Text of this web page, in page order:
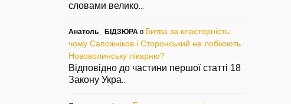
словами велико
Анатоль_ БІДЗЮРА в Битва за кластерність:
чому Сапожніков і Сторонський не лобіюють
Нововолинську лікарню?
Відповідно до частини першої статті 18
Закону Укра